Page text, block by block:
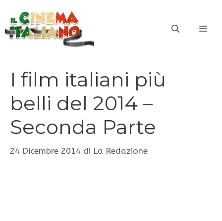
contenuto
I film italiani più
belli del 2014 –
Seconda Parte
24 Dicembre 2014 di La Redazione